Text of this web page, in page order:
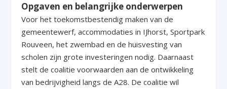
Opgaven en belangrijke onderwerpen
Voor het toekomstbestendig maken van de
gemeentewerf, accommodaties in IJhorst, Sportpark
Rouveen, het zwembad en de huisvesting van
scholen zijn grote investeringen nodig. Daarnaast
stelt de coalitie voorwaarden aan de ontwikkeling
van bedrijvigheid langs de A28. De coalitie wil